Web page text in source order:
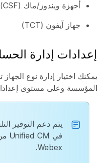
أجهزة ويندوز/ماك (CSF)
جهاز آيفون (TCT)
إعدادات إدارة
يمكنك اختيار إدارة نوع
المؤسسة وعلى مستوى
Webex.